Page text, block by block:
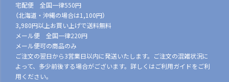
宅配便 全国一律550円
（北海道・沖縄の場合は1,100円）
3,980円以上お買い上げで送料無料
メール便 全国一律220円
メール便可の商品のみ
ご注文の翌日から3営業日以内に発送いたします。ご注文の混雑状況に
よって、多少前後する場合がございます。詳しくはご利用ガイドをご利
用ください。